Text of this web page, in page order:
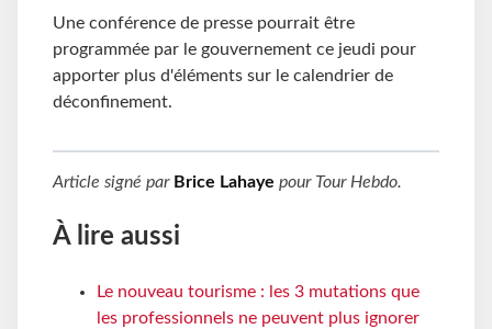
Une conférence de presse pourrait être
programmée par le gouvernement ce jeudi pour
apporter plus d'éléments sur le calendrier de
déconfinement.
Article signé par Brice Lahaye pour Tour Hebdo.
À lire aussi
Le nouveau tourisme : les 3 mutations que
les professionnels ne peuvent plus ignorer